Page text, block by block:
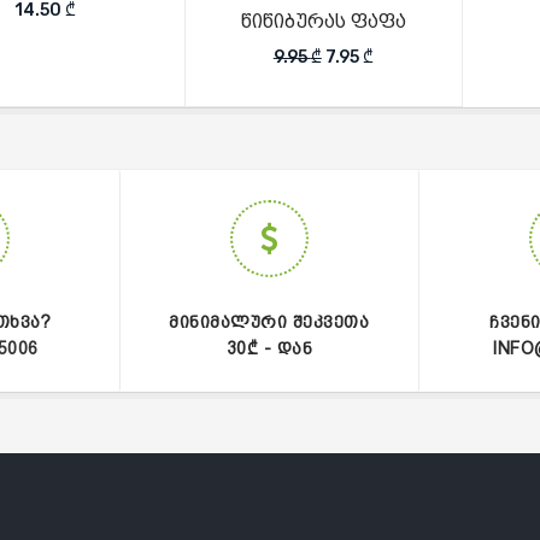
14.50₾ წიწიბურას ფაფა
9.95₾ Original price was: 9.95 ₾.
7.95₾Current price is:
ᲛᲘᲜᲘᲛᲐᲚᲣᲠᲘ ᲨᲔᲙᲕᲔᲗᲐ
30₾ - ᲓᲐᲜ